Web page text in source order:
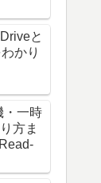
と
かり
・一時
方ま